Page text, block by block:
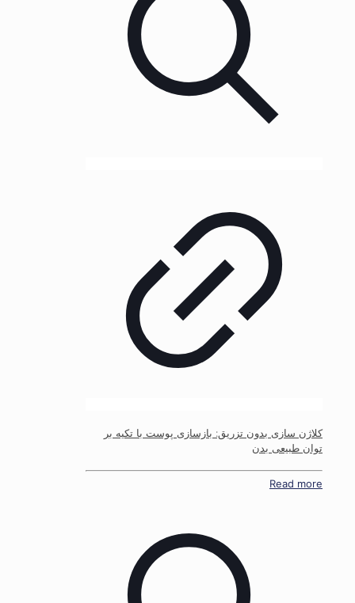
کلاژن سازی بدون تزریق: بازسازی پوست با تکیه بر
توان طبیعی بدن
Read more